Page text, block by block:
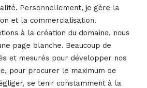
Personnellement, je gère la
et la commercialisation.
à la création du domaine, nous
page blanche. Beaucoup de
et mesurés pour développer nos
pour procurer le maximum de
se tenir constamment à la